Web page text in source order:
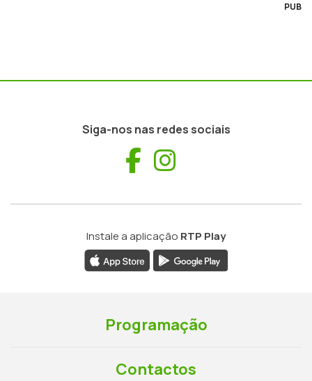
PUB
Siga-nos nas redes sociais
Facebook
Instale a aplicação RTP Play
Programação
Contactos